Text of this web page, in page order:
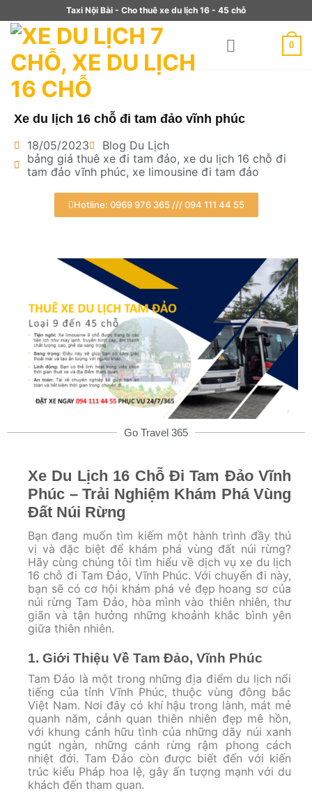
Taxi Nội Bài - Cho thuê xe du lịch 16 - 45 chỗ
0
Xe du lịch 16 chỗ đi tam đảo vĩnh phúc
18/05/2023
Blog Du Lịch
bảng giá thuê xe đi tam đảo, xe du lịch 16 chỗ đi
tam đảo vĩnh phúc, xe limousine đi tam đảo
Hotline: 0969 976 365 /// 094 111 44 55
Go Travel 365
Xe Du Lịch 16 Chỗ Đi Tam Đảo Vĩnh
Phúc – Trải Nghiệm Khám Phá Vùng
Đất Núi Rừng
Bạn đang muốn tìm kiếm một hành trình đầy thú
vị và đặc biệt để khám phá vùng đất núi rừng?
Hãy cùng chúng tôi tìm hiểu về dịch vụ xe du lịch
16 chỗ đi Tam Đảo, Vĩnh Phúc. Với chuyến đi này,
bạn sẽ có cơ hội khám phá vẻ đẹp hoang sơ của
núi rừng Tam Đảo, hòa mình vào thiên nhiên, thư
giãn và tận hưởng những khoảnh khắc bình yên
giữa thiên nhiên.
1. Giới Thiệu Về Tam Đảo, Vĩnh Phúc
Tam Đảo là một trong những địa điểm du lịch nổi
tiếng của tỉnh Vĩnh Phúc, thuộc vùng đông bắc
Việt Nam. Nơi đây có khí hậu trong lành, mát mẻ
quanh năm, cảnh quan thiên nhiên đẹp mê hồn,
với khung cảnh hữu tình của những dãy núi xanh
ngút ngàn, những cánh rừng rậm phong cách
nhiệt đới. Tam Đảo còn được biết đến với kiến
trúc kiểu Pháp hoa lệ, gây ấn tượng mạnh với du
khách đến tham quan.